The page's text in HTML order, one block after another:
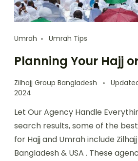
Umrah Umrah Tips
Planning Your Hajj
Zilhajj Group Bangladesh
2024
Let Our Agency Handle
search results, some of the
for Hajj and Umrah include
Bangladesh & USA . These